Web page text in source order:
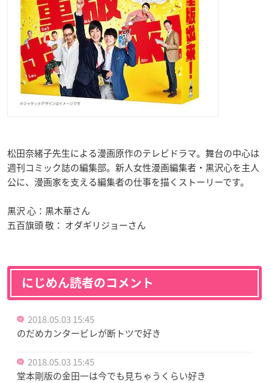
松田奈緒子先生による漫画原作のテレビドラマ。舞台の中心は
週刊コミック誌の編集部。新人女性漫画編集者・黒沢心を主人
公に、漫画家を支える編集者の仕事を描くストーリーです。
黒沢 心：黒木華さん
五百旗頭 敬： オダギリジョーさん
にじめん読者のコメント
2018.05.03 15:45
のだめカンタービレが断トツで好き
2018.05.03 15:45
堂本剛版の金田一は今でも見ちゃうくらい好き